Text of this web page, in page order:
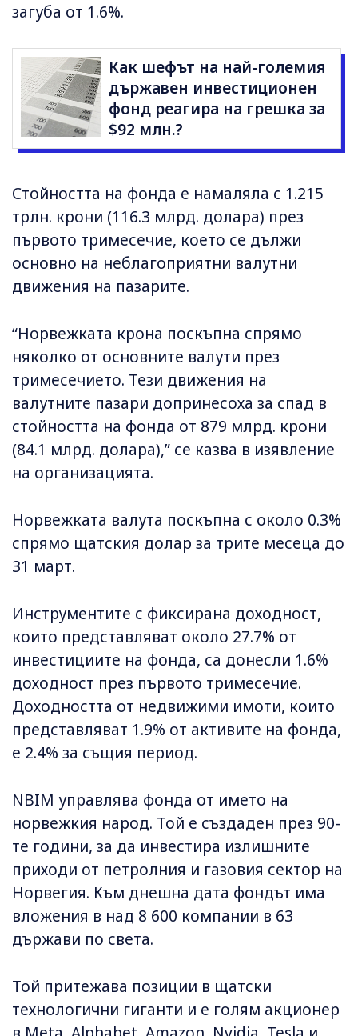
загуба от 1.6%.
Как шефът на най-големия
държавен инвестиционен
фонд реагира на грешка за
$92 млн.?
Стойността на фонда е намаляла с 1.215
трлн. крони (116.3 млрд. долара) през
първото тримесечие, което се дължи
основно на неблагоприятни валутни
движения на пазарите.
“Норвежката крона поскъпна спрямо
няколко от основните валути през
тримесечието. Тези движения на
валутните пазари допринесоха за спад в
стойността на фонда от 879 млрд. крони
(84.1 млрд. долара),” се казва в изявление
на организацията.
Норвежката валута поскъпна с около 0.3%
спрямо щатския долар за трите месеца до
31 март.
Инструментите с фиксирана доходност,
които представляват около 27.7% от
инвестициите на фонда, са донесли 1.6%
доходност през първото тримесечие.
Доходността от недвижими имоти, които
представляват 1.9% от активите на фонда,
е 2.4% за същия период.
NBIM управлява фонда от името на
норвежкия народ. Той е създаден през 90-
те години, за да инвестира излишните
приходи от петролния и газовия сектор на
Норвегия. Към днешна дата фондът има
вложения в над 8 600 компании в 63
държави по света.
Той притежава позиции в щатски
технологични гиганти и е голям акционер